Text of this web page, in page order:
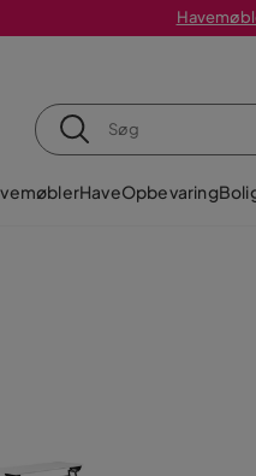
HaveOpbevaring